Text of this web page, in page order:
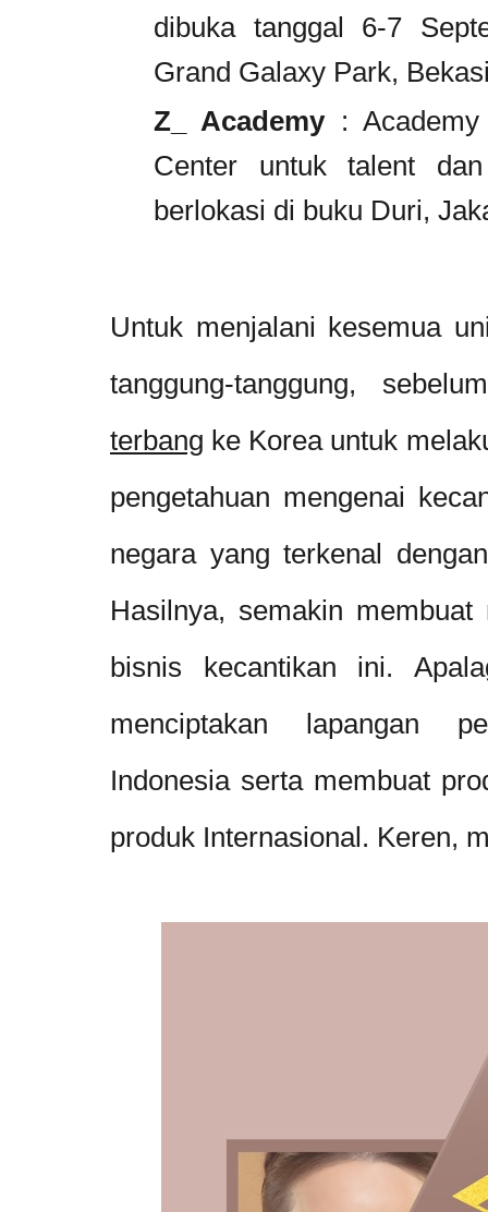
dibuka tanggal 6-7
Grand Galaxy Park,
Z_ Academy: Academy
Center untuk talent
berlokasi di buku Duri,
Untuk menjalani kesemua
tanggung-tanggung,
terbang ke Korea untuk
pengetahuan mengenai
negara yang terkenal
Hasilnya, semakin
bisnis kecantikan ini.
menciptakan lapangan
Indonesia serta membuat
produk Internasional. Keren,